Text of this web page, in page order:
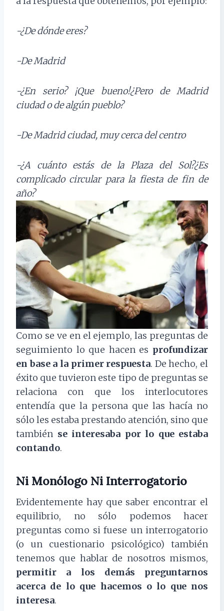
-¿De dónde eres?
-De Madrid
-¿En serio? ¡Que bueno!¿Pero de Madrid
ciudad o de algún pueblo?
-De Madrid ciudad, muy cerca del centro
-¿A cuánto estás de la Plaza del Sol?¿Es
complicado circular para la fiesta de fin de
año?
Como se ve en el ejemplo, las preguntas de
seguimiento lo que hacen es profundizar
en base a la primer respuesta. De hecho, el
éxito que tuvieron este tipo de preguntas se
relaciona con que los interlocutores
entendía que la persona que las hacía no
sólo les estaba prestando atención, sino que
también se interesaba por lo que estaba
contando.
Ni Monólogo Ni Interrogatorio
Evidentemente hay que saber encontrar el
equilibrio, no sólo podemos hacer
preguntas como si fuese un interrogatorio
(o un cuestionario psicológico) también
tenemos que hablar de nosotros mismos,
permitir a los demás preguntarnos
acerca de lo que hacemos o lo que nos
interesa.